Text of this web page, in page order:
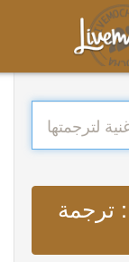
ترجمة : Lyrics anak sma viral